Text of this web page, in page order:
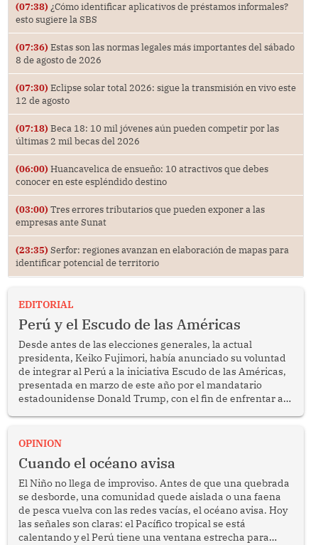
(07:38) ¿Cómo identificar aplicativos de préstamos informales?
esto sugiere la SBS
(07:36) Estas son las normas legales más importantes del sábado
8 de agosto de 2026
(07:30) Eclipse solar total 2026: sigue la transmisión en vivo este
12 de agosto
(07:18) Beca 18: 10 mil jóvenes aún pueden competir por las
últimas 2 mil becas del 2026
(06:00) Huancavelica de ensueño: 10 atractivos que debes
conocer en este espléndido destino
(03:00) Tres errores tributarios que pueden exponer a las
empresas ante Sunat
(23:35) Serfor: regiones avanzan en elaboración de mapas para
identificar potencial de territorio
EDITORIAL
Perú y el Escudo de las Américas
Desde antes de las elecciones generales, la actual
presidenta, Keiko Fujimori, había anunciado su voluntad
de integrar al Perú a la iniciativa Escudo de las Américas,
presentada en marzo de este año por el mandatario
estadounidense Donald Trump, con el fin de enfrentar al
OPINION
Cuando el océano avisa
El Niño no llega de improviso. Antes de que una quebrada
se desborde, una comunidad quede aislada o una faena
de pesca vuelva con las redes vacías, el océano avisa. Hoy
las señales son claras: el Pacífico tropical se está
calentando y el Perú tiene una ventana estrecha para